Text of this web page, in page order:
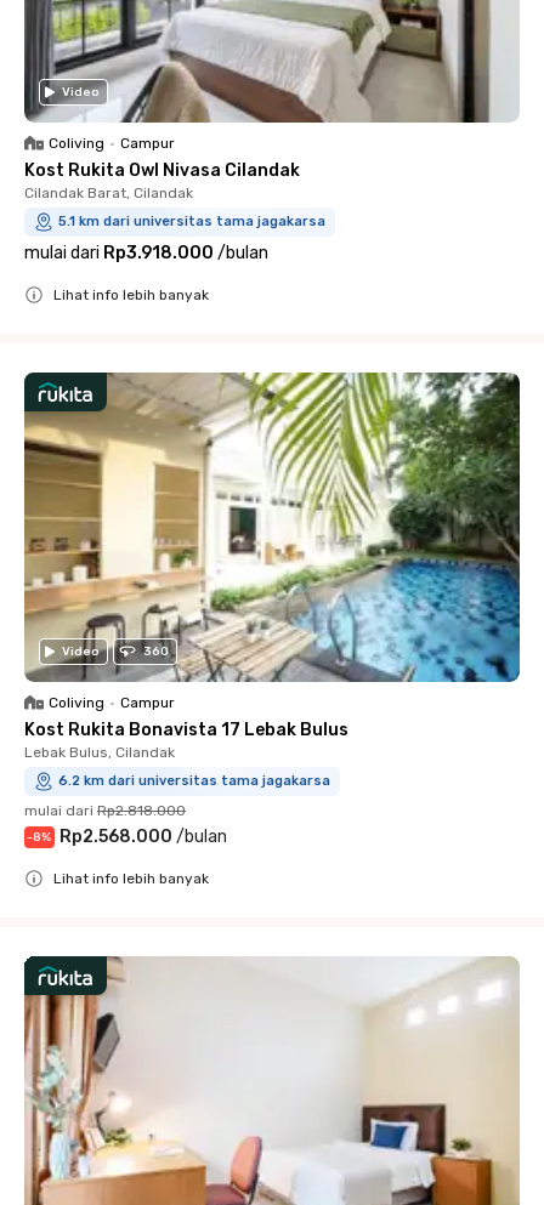
Video
Coliving • Campur
Kost Rukita Owl Nivasa Cilandak
Cilandak Barat, Cilandak
5.1 km dari universitas tama jagakarsa
mulai dari Rp3.918.000 /bulan
Lihat info lebih banyak
Video 360
Coliving • Campur
Kost Rukita Bonavista 17 Lebak Bulus
Lebak Bulus, Cilandak
6.2 km dari universitas tama jagakarsa
mulai dari Rp2.818.000
-8% Rp2.568.000 /bulan
Lihat info lebih banyak